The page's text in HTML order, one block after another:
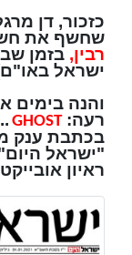
כזכור, דן
שחשף את
רבין, בזמן
ישראל
והנה בימים
רעה:GHOST
בכתבת ענק
"ישראל
ראיון